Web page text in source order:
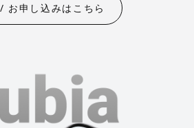
お申し込みはこちら